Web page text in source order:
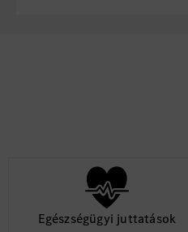
A német és/vagy
Dolgozói
Kollektív élet-
Egészségügyi juttatások